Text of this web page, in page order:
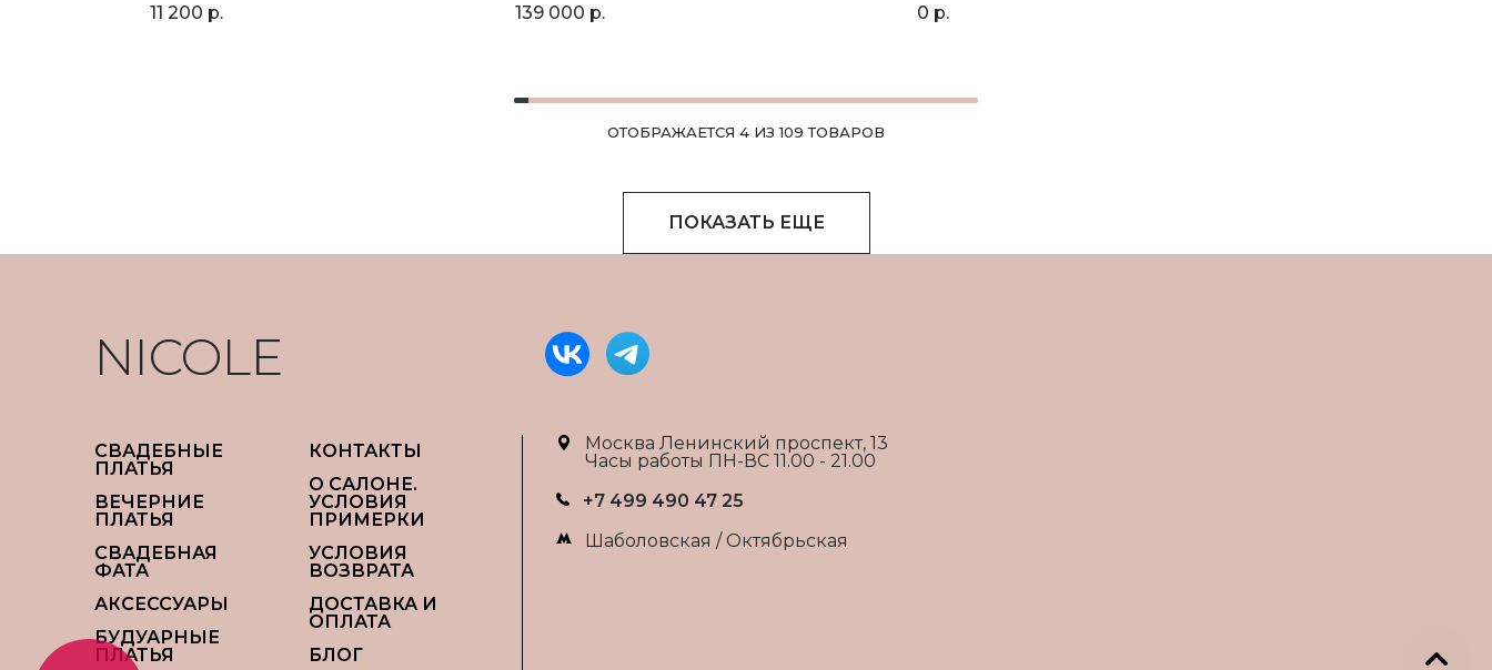
11 200 р. 139 000 р. 0 р.
ОТОБРАЖАЕТСЯ 4 ИЗ 109 ТОВАРОВ
ПОКАЗАТЬ ЕЩЕ
NICOLE
СВАДЕБНЫЕ
ПЛАТЬЯ
ВЕЧЕРНИЕ
ПЛАТЬЯ
СВАДЕБНАЯ
ФАТА
АКСЕССУАРЫ
БУДУАРНЫЕ
ПЛАТЬЯ
КОНТАКТЫ
О САЛОНЕ.
УСЛОВИЯ
ПРИМЕРКИ
УСЛОВИЯ
ВОЗВРАТА
ДОСТАВКА И
ОПЛАТА
БЛОГ
Москва Ленинский проспект, 13
Часы работы ПН-ВС 11.00 - 21.00
+7 499 490 47 25
Шаболовская / Октябрьская